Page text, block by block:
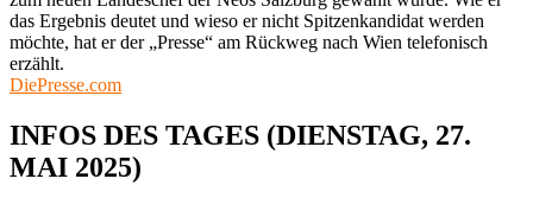
das Ergebnis deutet und wieso er nicht Spitzenkandidat werden
möchte, hat er der „Presse“ am Rückweg nach Wien telefonisch
erzählt.
DiePresse.com
INFOS DES TAGES (DIENSTAG, 27.
MAI 2025)